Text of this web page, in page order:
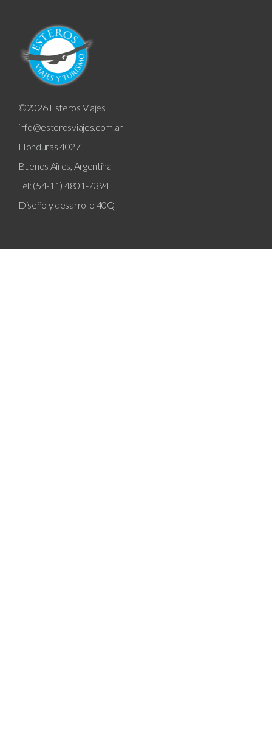
©2026 Esteros Viajes
info@esterosviajes.com.ar
Honduras 4027
Buenos Aires, Argentina
Tel: (54-11) 4801-7394
Diseño y desarrollo 40Q